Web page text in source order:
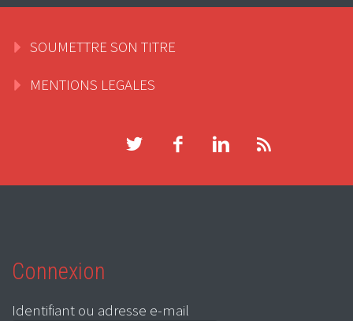
SOUMETTRE SON TITRE
MENTIONS LEGALES
Connexion
Identifiant ou adresse e-mail